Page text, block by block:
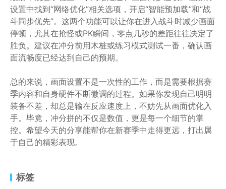
设置中找到“网络优化”相关选项，开启“智能预加载”和“战
斗同步优先”。这两个功能可以让你在进入战斗时减少画面
停顿，尤其在抢怪或PK瞬间，零点几秒的差距往往决定了
胜负。建议在冲分前用木桩或练习模式测试一番，确认画
面流畅度已经达到自己的预期。
总的来说，画面设置不是一次性的工作，而是需要根据赛
季内容和自身硬件不断微调的过程。如果你发现自己明明
装备不差，却总是输在反应速度上，不妨先从画面优化入
手。毕竟，冲分拼的不仅是数值，更是每一个细节的掌
控。希望今天的分享能帮你在新赛季中走得更远，打出属
于自己的精彩表现。
标签